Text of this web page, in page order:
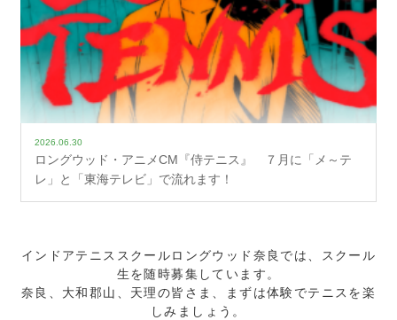
2026.06.30
ロングウッド・アニメCM『侍テニス』 ７月に「メ～テ
レ」と「東海テレビ」で流れます！
インドアテニススクールロングウッド奈良では、スクール
生を随時募集しています。
奈良、大和郡山、天理の皆さま、まずは体験でテニスを楽
しみましょう。